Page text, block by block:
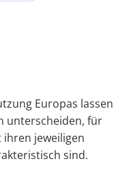
Europas lassen
unterscheiden, für
jeweiligen
sind.